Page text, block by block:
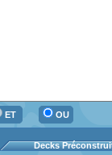
ET OU
Decks